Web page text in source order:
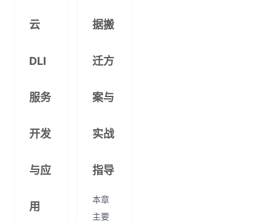
云
DLI
服务
开发
与应
用
据搬
迁方
案与
实战
指导
本章
主要